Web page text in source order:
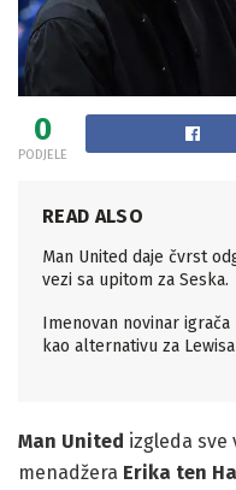
0
PODJELE
READ ALSO
Man United daje čvrst
vezi sa upitom za Seska.
Imenovan novinar
kao alternativu za
Man United izgleda
menadžera Erika ten